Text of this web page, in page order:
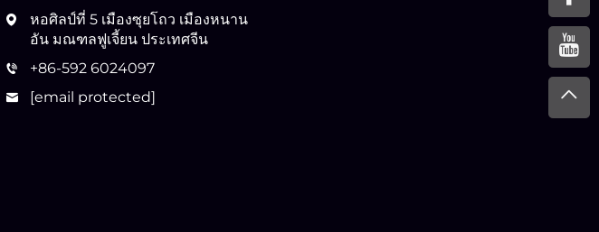
หอศิลป์ที่ 5 เมืองซุยโถว เมืองหนาน
อัน มณฑลฟูเจี้ยน ประเทศจีน
+86-592 6024097
[email protected]